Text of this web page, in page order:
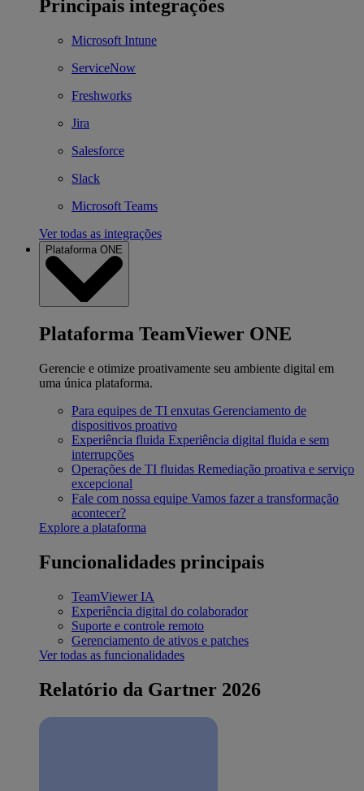
Principais integrações
Microsoft Intune
ServiceNow
Freshworks
Jira
Salesforce
Slack
Microsoft Teams
Ver todas as integrações
Plataforma ONE
Plataforma TeamViewer ONE
Gerencie e otimize proativamente seu ambiente digital em
uma única plataforma.
Para equipes de TI enxutas Gerenciamento de
dispositivos proativo
Experiência fluida Experiência digital fluida e sem
interrupções
Operações de TI fluidas Remediação proativa e serviço
excepcional
Fale com nossa equipe Vamos fazer a transformação
acontecer?
Explore a plataforma
Funcionalidades principais
TeamViewer IA
Experiência digital do colaborador
Suporte e controle remoto
Gerenciamento de ativos e patches
Ver todas as funcionalidades
Relatório da Gartner 2026